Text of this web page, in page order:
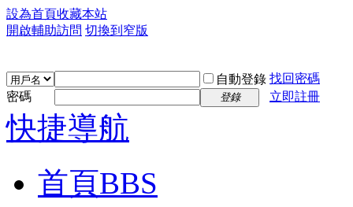
設為首頁收藏本站
開啟輔助訪問 切換到窄版
自動登錄 找回密碼
密碼
登錄 立即註冊
快捷導航
首頁BBS